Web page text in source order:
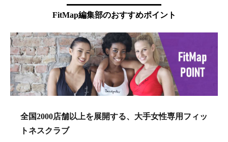
FitMap編集部のおすすめポイント
全国2000店舗以上を展開する、大手女性専用フィッ
トネスクラブ